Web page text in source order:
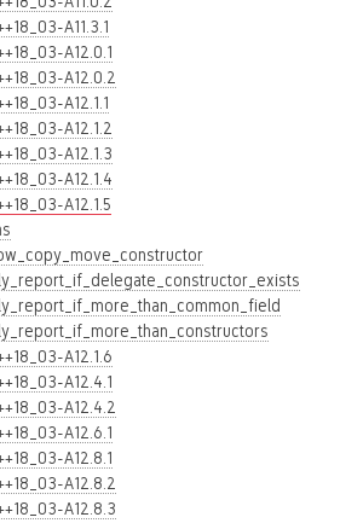
A11.3.1
A12.0.1
A12.0.2
A12.1.1
A12.1.2
A12.1.3
A12.1.4
A12.1.5
A12.1.6
A12.4.1
A12.4.2
A12.6.1
A12.8.1
A12.8.2
A12.8.3